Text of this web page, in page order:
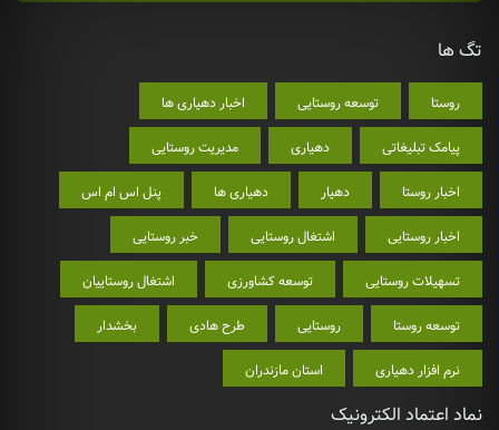
تگ ها
روستا توسعه روستایی اخبار دهیاری ها
پیامک تبلیغاتی دهیاری مدیریت روستایی
اخبار روستا دهیار دهیاری ها پنل اس ام اس
اخبار روستایی اشتغال روستایی خبر روستایی
تسهیلات روستایی توسعه کشاورزی اشتغال روستاییان
توسعه روستا روستایی طرح هادی بخشدار
نرم افزار دهیاری استان مازندران
نماد اعتماد الکترونیک